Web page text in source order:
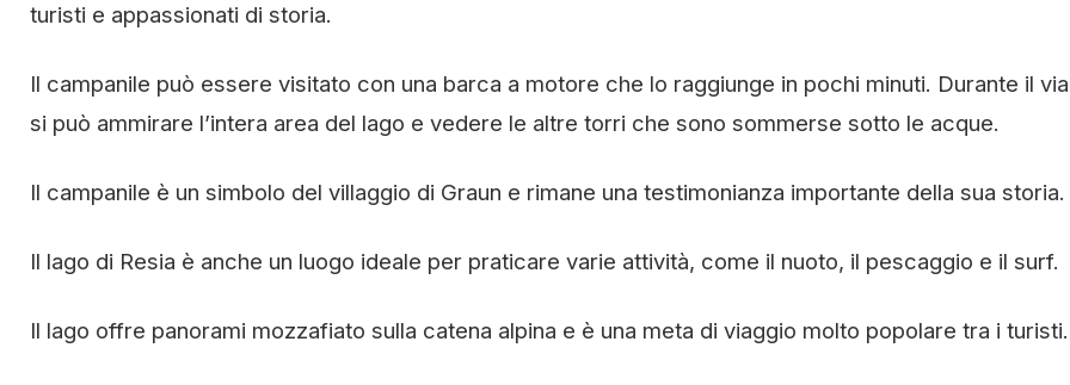
turisti e appassionati di storia.
Il campanile può essere visitato con una barca a motore che lo raggiunge in pochi minuti. Durante il
si può ammirare l’intera area del lago e vedere le altre torri che sono sommerse sotto le acque.
Il campanile è un simbolo del villaggio di Graun e rimane una testimonianza importante della sua storia.
Il lago di Resia è anche un luogo ideale per praticare varie attività, come il nuoto, il pescaggio e il surf.
Il lago offre panorami mozzafiato sulla catena alpina e è una meta di viaggio molto popolare tra i turisti.